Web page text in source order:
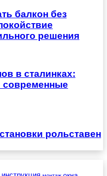
балкон без
решения
в сталинках:
рольставен